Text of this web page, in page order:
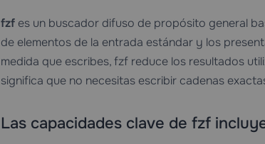
fzfes un buscador difuso de propósito general
de elementos de la entrada estándar y los
medida que escribes, fzf reduce los resultados
significa que no necesitas escribir cadenas
Las capacidades clave de fzf